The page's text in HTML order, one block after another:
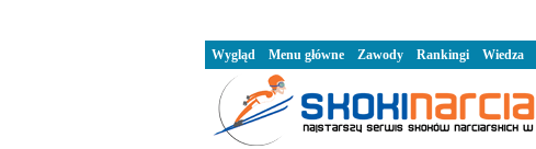
Wygląd Menu główne Zawody Rankingi Wiedza